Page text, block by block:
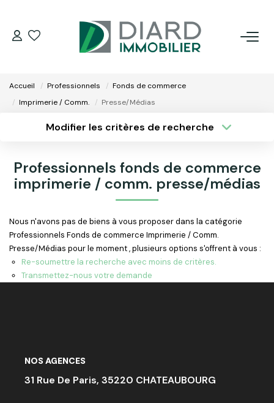
LOUER
VENDRE / ESTIMER
FAIRE GÉRER SON BIEN
NOS AGENCES
ACTU & FISCALITÉ
Accueil Professionnels
Fonds de commerce
Imprimerie / Comm.
Presse/Médias
Modifier les critères de recherche
Sélectionnez...
Type de bien
Créer une alerte
Professionnels fonds de commerce
imprimerie / comm. presse/médias
Nous n'avons pas de biens à vous proposer dans la catégorie
Professionnels Fonds de commerce Imprimerie / Comm.
Presse/Médias pour le moment , plusieurs options s'offrent à vous :
Re-soumettre la recherche avec moins de critères.
Transmettez-nous votre demande
NOS AGENCES
31 Rue De Paris, 35220 CHATEAUBOURG